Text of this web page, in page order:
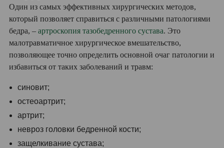
Один из самых эффективных хирургических методов,
который позволяет справиться с различными патологиями
бедра, –артроскопия тазобедренного сустава. Это
малотравматичное хирургическое вмешательство,
позволяющее точно определить основной очаг патологии и
избавиться от таких заболеваний и травм:
синовит;
остеоартрит;
артрит;
невроз головки бедренной кости;
защелкивание сустава;